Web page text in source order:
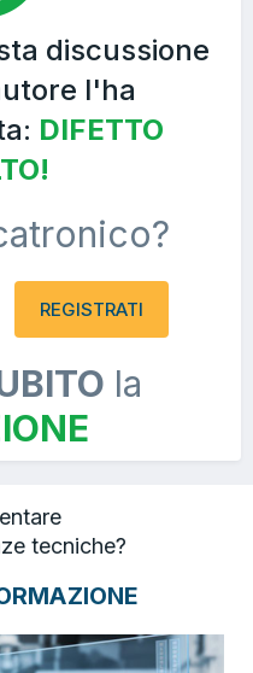
discussione
l'ha
DIFETTO
REGISTRATI
la
tecniche?